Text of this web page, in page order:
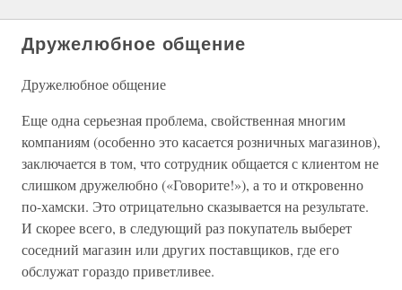
Дружелюбное общение
Дружелюбное общение
Еще одна серьезная проблема, свойственная многим
компаниям (особенно это касается розничных магазинов),
заключается в том, что сотрудник общается с клиентом не
слишком дружелюбно («Говорите!»), а то и откровенно
по-хамски. Это отрицательно сказывается на результате.
И скорее всего, в следующий раз покупатель выберет
соседний магазин или других поставщиков, где его
обслужат гораздо приветливее.